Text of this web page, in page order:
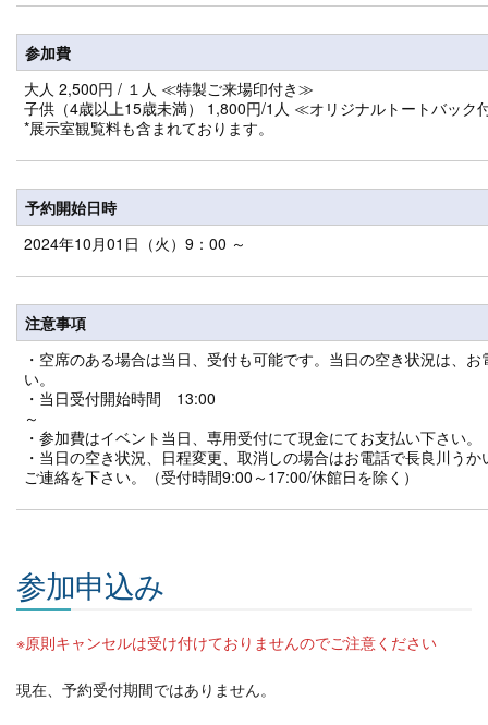
参加費
大人 2,500円 / １人 ≪特製ご来場印付き≫
子供（4歳以上15歳未満） 1,800円/1人 ≪オリジナルトートバック
*展示室観覧料も含まれております。
予約開始日時
2024年10月01日（火）9：00 ～
注意事項
・空席のある場合は当日、受付も可能です。当日の空き状況は、
い
・当日受付開始時間 13:00
・参加費はイベント当日、専用受付にて現金にてお支払い下さい。
・当日の空き状況、日程変更、取消しの場合はお電話で長良川う
ご連絡を下さい。（受付時間9:00～17:00/休館日を除く）
参加申込み
※原則キャンセルは受け付けておりませんのでご注意ください
現在、予約受付期間ではありません。